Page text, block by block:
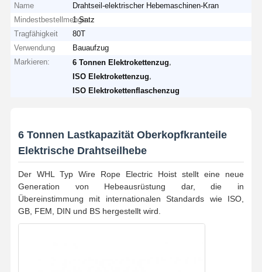
Name
Drahtseil-elektrischer Hebemaschinen-Kran
Mindestbestellmenge
1 Satz
Tragfähigkeit
80T
Verwendung
Bauaufzug
Markieren:
6 Tonnen Elektrokettenzug
ISO Elektrokettenzug
ISO Elektrokettenflaschenzug
6 Tonnen Lastkapazität Oberkopfkranteile
Elektrische Drahtseilhebe
Der WHL Typ Wire Rope Electric Hoist stellt eine neue
Generation von Hebeausrüstung dar, die in
Übereinstimmung mit internationalen Standards wie ISO,
GB, FEM, DIN und BS hergestellt wird.